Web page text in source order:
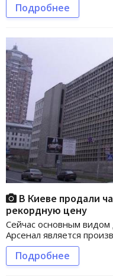
Подробнее
В Киеве продали
рекордную цену
Сейчас основным видом
Арсенал является
Подробнее